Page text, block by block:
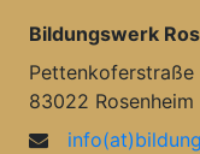
Bildungswerk
Pettenkoferstraße
83022 Rosenheim